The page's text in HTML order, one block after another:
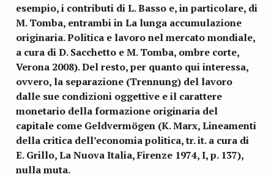
esempio, i contributi di L. Basso e, in particolare, di
M. Tomba, entrambi in La lunga accumulazione
originaria. Politica e lavoro nel mercato mondiale,
a cura di D. Sacchetto e M. Tomba, ombre corte,
Verona 2008). Del resto, per quanto qui interessa,
ovvero, la separazione (Trennung) del lavoro
dalle sue condizioni oggettive e il carattere
monetario della formazione originaria del
capitale come Geldvermögen (K. Marx, Lineamenti
della critica dell’economia politica, tr. it. a cura di
E. Grillo, La Nuova Italia, Firenze 1974, I, p. 137),
nulla muta.